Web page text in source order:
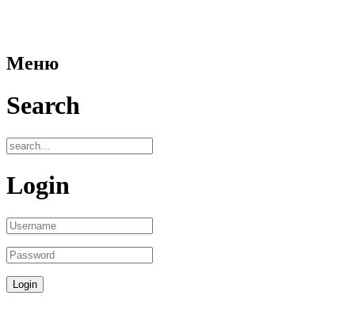
Меню
Search
Login